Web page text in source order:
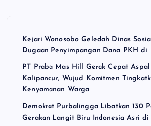
Kejari Wonosobo Geledah Dinas
Dugaan Penyimpangan Dana PKH di
PT Praba Mas Hill Gerak Cepat Aspal
Kalipancur, Wujud Komitmen
Kenyamanan Warga
Demokrat Purbalingga Libatkan 130
Gerakan Langit Biru Indonesia Asri di